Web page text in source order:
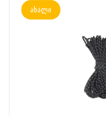
ახალი